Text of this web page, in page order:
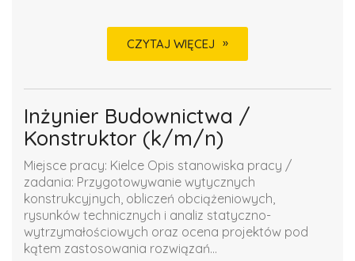
CZYTAJ WIĘCEJ
Inżynier Budownictwa /
Konstruktor (k/m/n)
Miejsce pracy: Kielce Opis stanowiska pracy /
zadania: Przygotowywanie wytycznych
konstrukcyjnych, obliczeń obciążeniowych,
rysunków technicznych i analiz statyczno-
wytrzymałościowych oraz ocena projektów pod
kątem zastosowania rozwiązań...